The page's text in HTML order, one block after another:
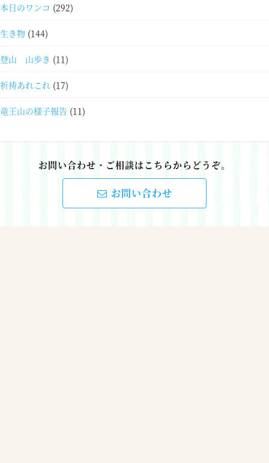
本日のワンコ (292)
生き物 (144)
登山 山歩き (11)
祈祷あれこれ (17)
竜王山の様子報告 (11)
お問い合わせ・ご相談はこちらからどうぞ。
お問い合わせ